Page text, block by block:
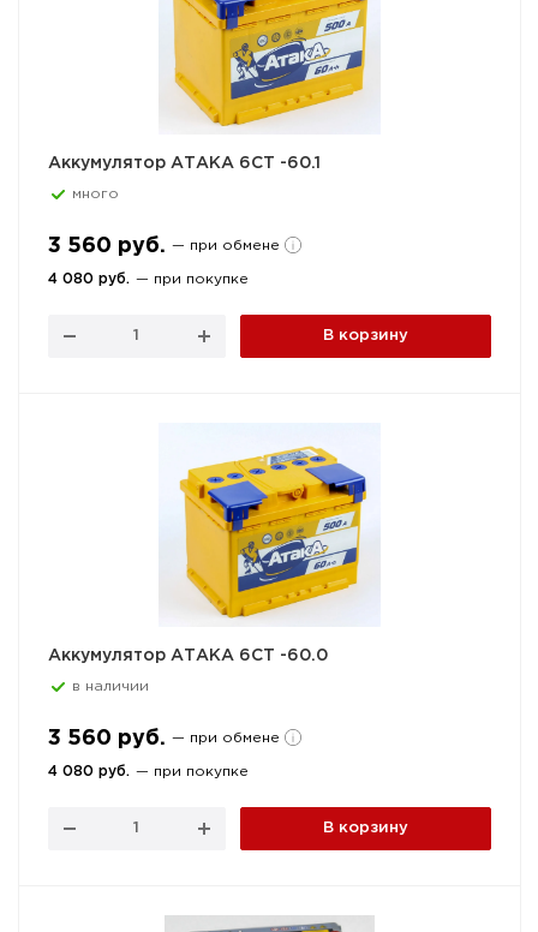
Аккумулятор АТАКА 6СТ -60.1
много
3 560 руб. — при обмене
4 080 руб. — при покупке
В корзину
Аккумулятор АТАКА 6СТ -60.0
в наличии
3 560 руб. — при обмене
4 080 руб. — при покупке
В корзину